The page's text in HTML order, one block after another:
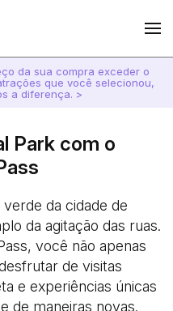
da sua compra exceder o
que você selecionou,
a diferença. >
Park com o
da cidade de
da agitação das ruas.
você não apenas
de visitas
e experiências únicas
de maneiras novas.